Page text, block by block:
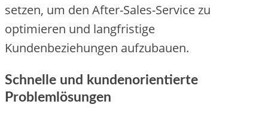
setzen, um den After-Sales-Service zu
optimieren und langfristige
Kundenbeziehungen aufzubauen.
Schnelle und kundenorientierte
Problemlösungen